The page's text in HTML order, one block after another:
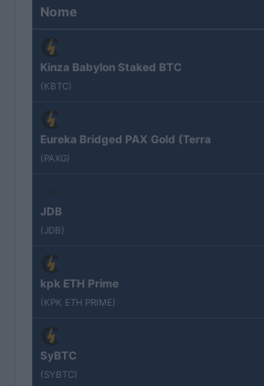
Nome
Kinza Babylon Staked BTC
(KBTC)
Eureka Bridged PAX Gold (Terra
(PAXG)
JDB
(JDB)
kpk ETH Prime
(KPK ETH PRIME)
SyBTC
(SYBTC)